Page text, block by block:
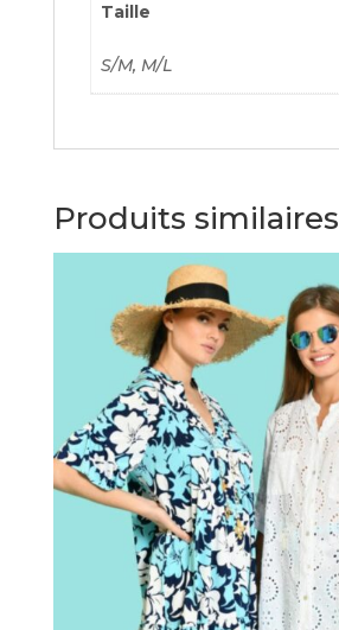
Taille
S/M, M/L
Produits similaires